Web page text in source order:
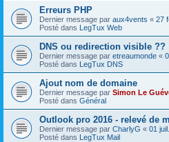
Erreurs PHP
Dernier message par aux4vents « 27
Posté dans LegTux Web
DNS ou redirection visible ??
Dernier message par etreaumonde «
Posté dans LegTux DNS
Ajout nom de domaine
Dernier message par Simon Le
Posté dans Général
Outlook pro 2016 - relevé de
Dernier message par CharlyG « 01
Posté dans LegTux Mail